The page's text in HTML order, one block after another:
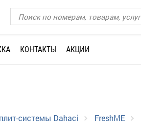
КОНТАКТЫ АКЦИИ
системы Dahaci FreshME